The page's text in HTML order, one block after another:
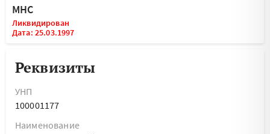
МНС
Ликвидирован
Дата: 25.03.1997
Реквизиты
УНП
100001177
Наименование